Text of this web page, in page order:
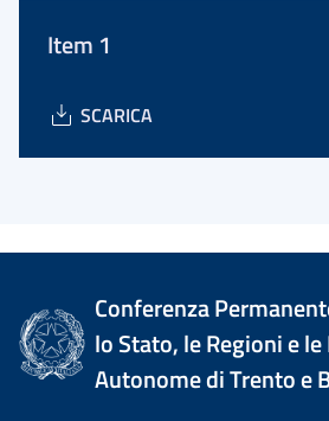
Item 1
SCARICA
Conferenza
lo Stato, le Regioni e
Autonome di Trento e